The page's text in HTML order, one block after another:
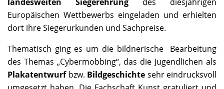
Europäischen Wettbewerbs eingeladen und erhielten
dort ihre Siegerurkunden und Sachpreise.
Thematisch ging es um die bildnerische Bearbeitung
des Themas „Cybermobbing“, das die Jugendlichen als
Plakatentwurfbzw. Bildgeschichte sehr eindrucksvoll